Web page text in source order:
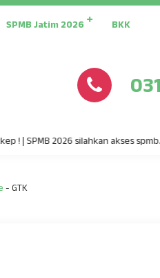
SPMB Jatim 2026 BKK
! | SPMB 2026 silahkan akses
-GTK